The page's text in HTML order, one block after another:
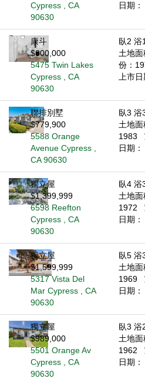
Cypress , CA
90630
日期
康斗
$600,000
5475 Twin Lakes
Cypress , CA
90630
臥2 浴1
土地
份：
上市
聯排別墅
$779,900
5588 Orange
Avenue Cypress ,
CA 90630
臥3 浴
土地
1983
日期
獨立屋
$1,399,999
6598 Reefton
Cypress , CA
90630
臥4 浴
土地
1972
日期
獨立屋
$1,599,999
5317 Vista Del
Mar Cypress , CA
90630
臥5 浴
土地
1969
日期
獨立屋
$989,000
5501 Orange Av
Cypress , CA
90630
臥3 浴
土地
1962
日期